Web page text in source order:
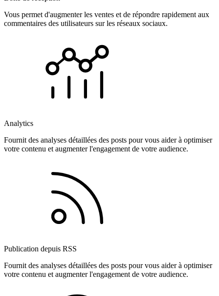
Vous permet d'augmenter les ventes et de répondre rapidement aux
commentaires des utilisateurs sur les réseaux sociaux.
Analytics
Fournit des analyses détaillées des posts pour vous aider à optimiser
votre contenu et augmenter l'engagement de votre audience.
Publication depuis RSS
Fournit des analyses détaillées des posts pour vous aider à optimiser
votre contenu et augmenter l'engagement de votre audience.